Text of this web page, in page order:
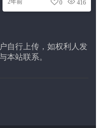
赏析。
416
0
自行上传，如权利人发
本站联系。